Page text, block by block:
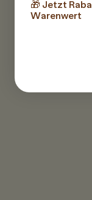
🎁 Jetzt
Warenwert